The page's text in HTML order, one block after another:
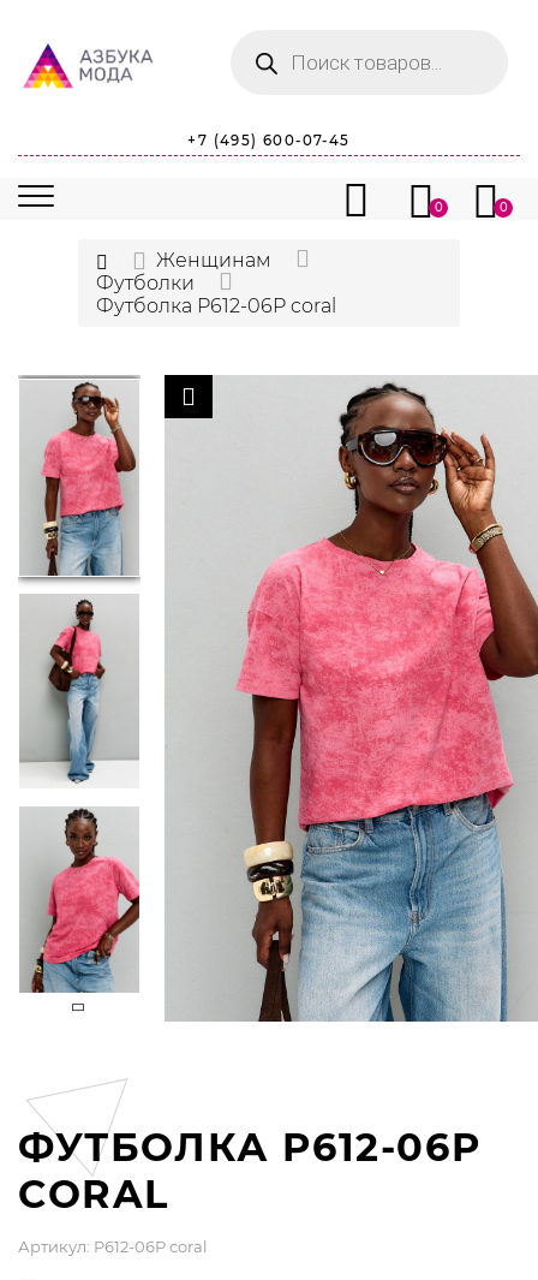
товаров
+7 (495) 600-07-45
0 0
Женщинам
Футболки
Футболка P612-06P coral
ФУТБОЛКА P612-06P
CORAL
Артикул: P612-06P coral